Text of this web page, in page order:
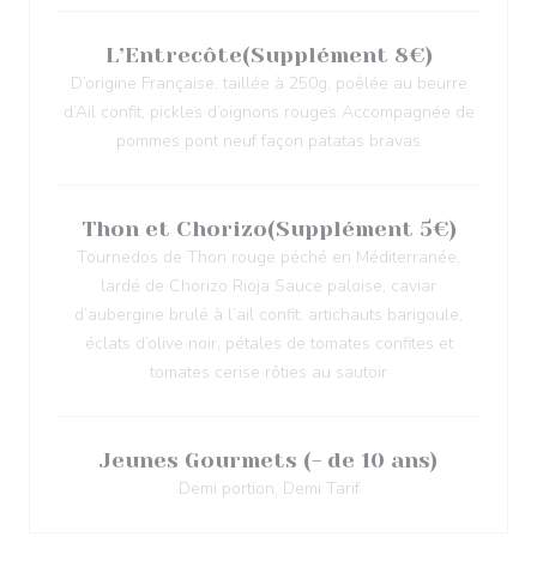
L’Entrecôte(Supplément 8€)
D’origine Française, taillée à 250g, poêlée au beurre
d’Ail confit, pickles d’oignons rouges Accompagnée de
pommes pont neuf façon patatas bravas
Thon et Chorizo(Supplément 5€)
Tournedos de Thon rouge péché en Méditerranée,
lardé de Chorizo Rioja Sauce paloise, caviar
d’aubergine brulé à l’ail confit, artichauts barigoule,
éclats d’olive noir, pétales de tomates confites et
tomates cerise rôties au sautoir
Jeunes Gourmets (- de 10 ans)
Demi portion, Demi Tarif